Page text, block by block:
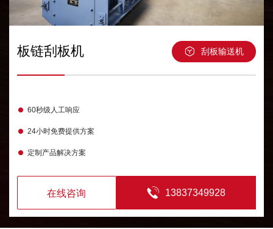
板链刮板机 刮板输送机
60秒级人工响应
24小时免费提供方案
定制产品解决方案
在线咨询 13837349928